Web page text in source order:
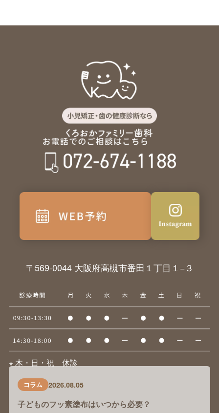
〒569-0044 大阪府高槻市番田１丁目１−３
※ 木・日・祝 休診
コラム 2026.08.05
子どものフッ素塗布はいつから必要？